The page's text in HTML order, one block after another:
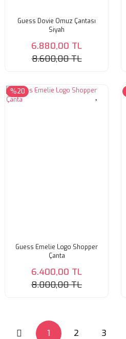
Guess Dovie Omuz Çantası
Siyah
6.880,00 TL
8.600,00 TL
%20
Guess Emelie Logo Shopper
Çanta
6.400,00 TL
8.000,00 TL
1 2 3